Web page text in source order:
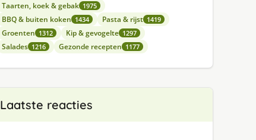
Taarten, koek & gebak 1975
BBQ & buiten koken 1434 Pasta & rijst 1419
Groenten 1312 Kip & gevogelte 1297
Salades 1216 Gezonde recepten 1177
Laatste reacties